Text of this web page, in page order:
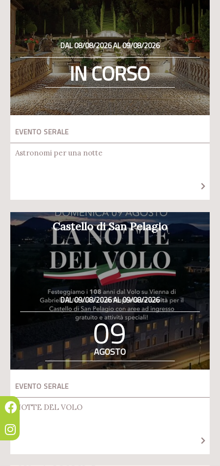
DAL 08/08/2026 AL 09/08/2026
IN CORSO
EVENTO SERALE
Astronomi per una notte
Castello di San Pelagio
DAL 09/08/2026 AL 09/08/2026
09
AGOSTO
EVENTO SERALE
NOTTE DEL VOLO